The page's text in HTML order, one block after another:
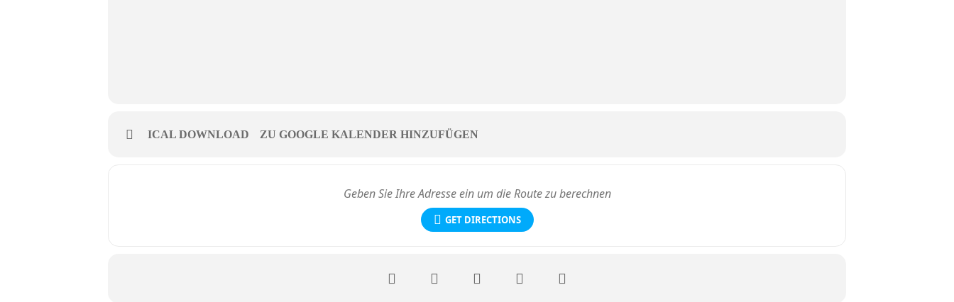
ICAL DOWNLOAD ZU GOOGLE KALENDER HINZUFÜGEN
GET DIRECTIONS